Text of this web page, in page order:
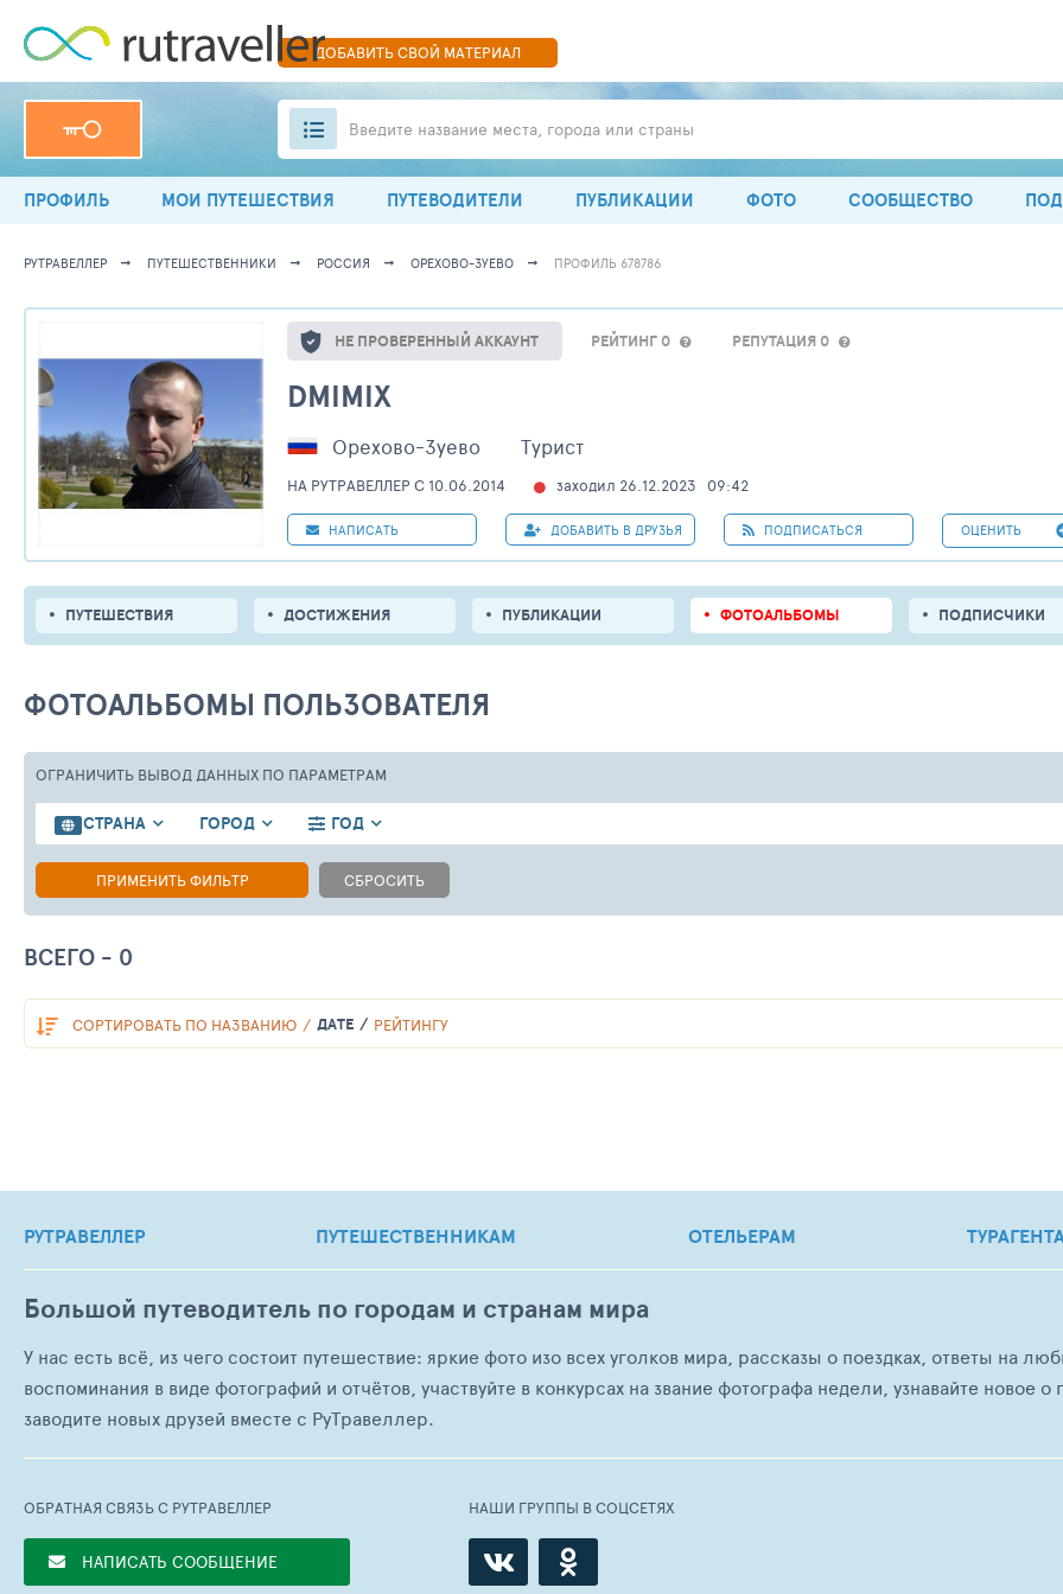
ДОБАВИТЬСВОЙ МАТЕРИАЛ
Введите название места, города или страны
ПРОФИЛЬ МОИ ПУТЕШЕСТВИЯ ПУТЕВОДИТЕЛИ ПУБЛИКАЦИИ ФОТО СООБЩЕСТВО
РУТРАВЕЛЛЕР ПУТЕШЕСТВЕННИКИ РОССИЯ ОРЕХОВО-ЗУЕВО ПРОФИЛЬ 678786
НЕ ПРОВЕРЕННЫЙ АККАУНТ РЕЙТИНГ 0 РЕПУТАЦИЯ 0
DMIMIX
Орехово-Зуево Турист
НА РУТРАВЕЛЛЕР C 10.06.2014 заходил 26.12.2023 09:42
НАПИСАТЬ ДОБАВИТЬ В ДРУЗЬЯ ПОДПИСАТЬСЯ ОЦЕНИТЬ
ПУТЕШЕСТВИЯ ДОСТИЖЕНИЯ ПУБЛИКАЦИИ ФОТОАЛЬБОМЫ ПОДПИСЧИКИ
ФОТОАЛЬБОМЫ ПОЛЬЗОВАТЕЛЯ
ОГРАНИЧИТЬ ВЫВОД ДАННЫХ ПО ПАРАМЕТРАМ
СТРАНА ГОРОД ГОД
ПРИМЕНИТЬ ФИЛЬТР СБРОСИТЬ
ВСЕГО - 0
СОРТИРОВАТЬ ПО НАЗВАНИЮ ДАТЕ РЕЙТИНГУ
РУТРАВЕЛЛЕР ПУТЕШЕСТВЕННИКАМ ОТЕЛЬЕРАМ
Большой путеводитель по городам и странам мира
У нас есть всё, из чего состоит путешествие: яркие фото изо всех уголков мира, рассказы о поездках, ответы на
воспоминания в виде фотографий и отчётов, участвуйте в конкурсах на звание фотографа недели, узнавайте новое
заводите новых друзей вместе с РуТравеллер.
ОБРАТНАЯ СВЯЗЬ С РУТРАВЕЛЛЕР
НАПИСАТЬ СООБЩЕНИЕ
НАШИ ГРУППЫ В СОЦСЕТЯХ